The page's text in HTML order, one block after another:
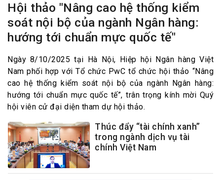
Hội thảo "Nâng cao hệ thống kiểm
soát nội bộ của ngành Ngân hàng:
hướng tới chuẩn mực quốc tế"
Ngày 8/10/2025 tại Hà Nội, Hiệp hội Ngân hàng Việt
Nam phối hợp với Tổ chức PwC tổ chức hội thảo “Nâng
cao hệ thống kiểm soát nội bộ của ngành Ngân hàng:
hướng tới chuẩn mực quốc tế”, trân trọng kính mời Quý
hội viên cử đại diện tham dự hội thảo.
Thúc đẩy “tài chính xanh”
trong ngành dịch vụ tài
chính Việt Nam